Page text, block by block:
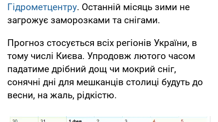
Гідрометцентру. Останній місяць зими не
загрожує заморозками та снігами.
Прогноз стосується всіх регіонів України, в
тому числі Києва. Упродовж лютого часом
падатиме дрібний дощ чи мокрий сніг,
сонячні дні для мешканців столиці будуть до
весни, на жаль, рідкістю.